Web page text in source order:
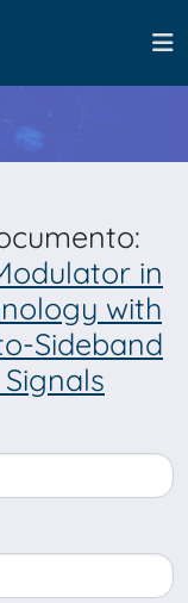
in
with
Sideband